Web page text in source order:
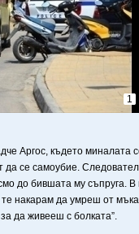
1
Аргос, където миналата
да се самоубие.
до бившата му съпруга. В
накарам да умреш от
да живееш с болката”.